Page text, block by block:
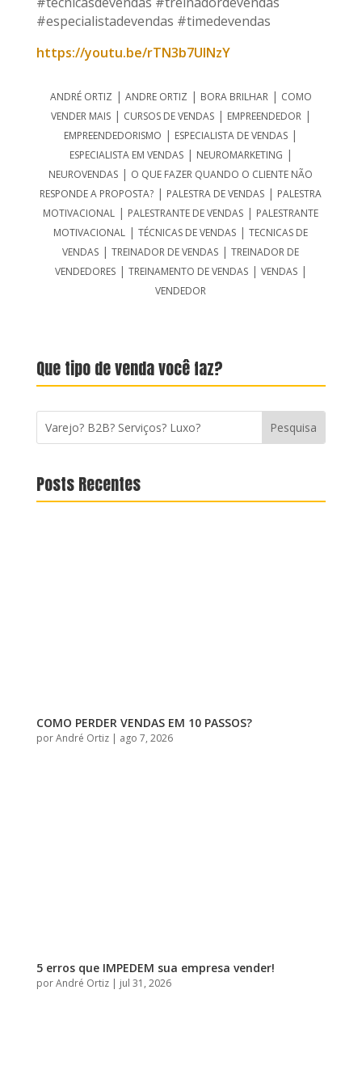
#especialistadevendas #timedevendas
https://youtu.be/rTN3b7UlNzY
ANDRÉ ORTIZ | ANDRE ORTIZ | BORA BRILHAR | COMO
VENDER MAIS| CURSOS DE VENDAS| EMPREENDEDOR |
EMPREENDEDORISMO | ESPECIALISTA DE VENDAS |
ESPECIALISTA EM VENDAS| NEUROMARKETING |
NEUROVENDAS | O QUE FAZER QUANDO O CLIENTE NÃO
RESPONDE A PROPOSTA? | PALESTRA DE VENDAS | PALESTRA
MOTIVACIONAL | PALESTRANTE DE VENDAS | PALESTRANTE
MOTIVACIONAL |TÉCNICAS DE VENDAS |TECNICAS DE
VENDAS |TREINADOR DE VENDAS |TREINADOR DE
VENDEDORES| TREINAMENTO DE VENDAS| VENDAS|
VENDEDOR
Que tipo de venda você faz?
Posts Recentes
COMO PERDER VENDAS EM 10 PASSOS?
porAndré Ortiz| ago 7, 2026
5 erros que IMPEDEM sua empresa vender!
porAndré Ortiz| jul 31, 2026